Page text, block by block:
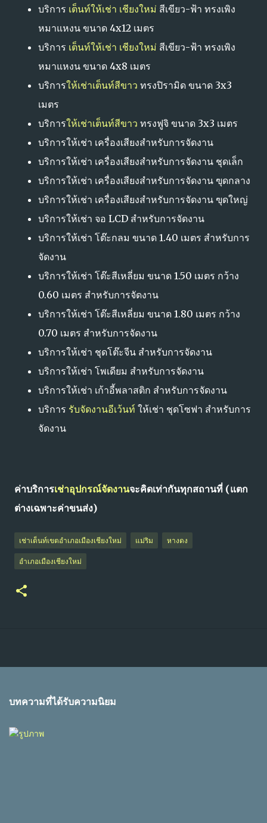
บริการ เต็นท์ให้เช่า เชียงใหม่ สีเขียว-ฟ้า ทรงเพิง
หมาแหงน ขนาด 4x12 เมตร
บริการ เต็นท์ให้เช่า เชียงใหม่ สีเขียว-ฟ้า ทรงเพิง
หมาแหงน ขนาด 4x8 เมตร
บริการให้เช่าเต็นท์สีขาว ทรงปิรามิด ขนาด 3x3
เมตร
บริการให้เช่าเต็นท์สีขาว ทรงฟูจิ ขนาด 3x3 เมตร
บริการให้เช่า เครื่องเสียงสำหรับการจัดงาน
บริการให้เช่า เครื่องเสียงสำหรับการจัดงาน ชุดเล็ก
บริการให้เช่า เครื่องเสียงสำหรับการจัดงาน ฃุดกลาง
บริการให้เช่า เครื่องเสียงสำหรับการจัดงาน ฃุดใหญ่
บริการให้เช่า จอ LCD สำหรับการจัดงาน
บริการให้เช่า โต๊ะกลม ขนาด 1.40 เมตร สำหรับการ
จัดงาน
บริการให้เช่า โต๊ะสีเหลี่ยม ขนาด 1.50 เมตร กว้าง
0.60 เมตร สำหรับการจัดงาน
บริการให้เช่า โต๊ะสีเหลี่ยม ขนาด 1.80 เมตร กว้าง
0.70 เมตร สำหรับการจัดงาน
บริการให้เช่า ชุดโต๊ะจีน สำหรับการจัดงาน
บริการให้เช่า โพเดียม สำหรับการจัดงาน
บริการให้เช่า เก้าอี้พลาสติก สำหรับการจัดงาน
บริการ รับจัดงานอีเว้นท์ ให้เช่า ชุดโซฟา สำหรับการ
จัดงาน
ค่าบริการเช่าอุปกรณ์จัดงานจะคิดเท่ากันทุกสถานที่ (แตก
ต่างเฉพาะค่าขนส่ง)
เช่าเต็นท์เขตอำเภอเมืองเชียงใหม่ แม่ริม หางดง
อำเภอเมืองเชียงใหม่
บทความที่ได้รับความนิยม